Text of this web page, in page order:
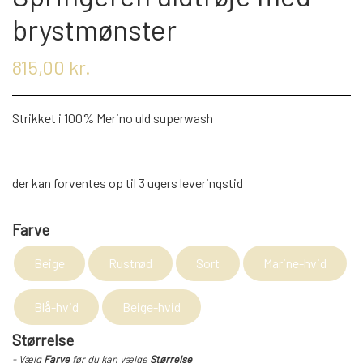
KRYDDERIER
PAPRIKA/CHILI
KARRY KRYDDERIER
BAGEKRYDDERI/ KRYMMEL
GARN
VIKINGEGARN
MAYFLOWER
STRIKKE TILBEHØR
KNITPRO
OLIE
FÆRDIGSTRIK FRA VIKING I NORGE
brystmønster
815,00 kr.
Strikket i 100% Merino uld superwash
der kan forventes op til 3 ugers leveringstid
Farve
Beige Rustrød Sort Marine-hvid
Blå-hvid Beige-hvid
Størrelse
- VælgFarvefør du kan vælge Størrelse